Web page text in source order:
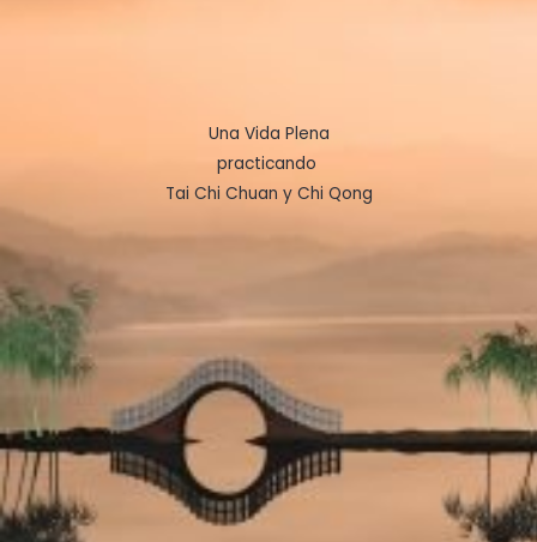
Una Vida Plena
practicando
Tai Chi Chuan y Chi Qong